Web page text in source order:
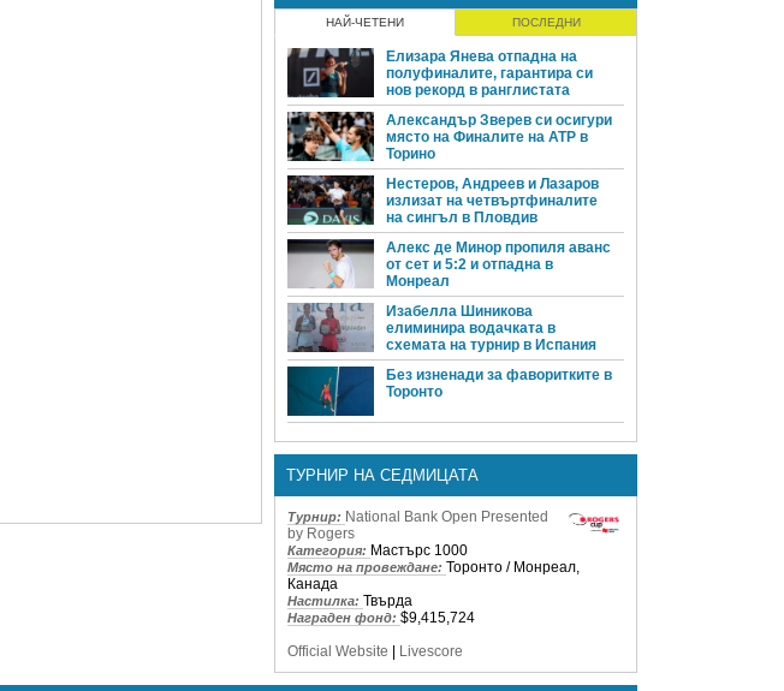
НАЙ-ЧЕТЕНИ ПОСЛЕДНИ
Елизара Янева отпадна на
полуфиналите, гарантира си
нов рекорд в ранглистата
Александър Зверев си осигури
място на Финалите на ATP в
Торино
Нестеров, Андреев и Лазаров
излизат на четвъртфиналите
на сингъл в Пловдив
Алекс де Минор пропиля аванс
от сет и 5:2 и отпадна в
Монреал
Изабелла Шиникова
елиминира водачката в
схемата на турнир в Испания
Без изненади за фаворитките в
Торонто
ТУРНИР НА СЕДМИЦАТА
Турнир: National Bank Open Presented
by Rogers
Категория: Мастърс 1000
Място на провеждане: Торонто / Монреал,
Канада
Настилка: Твърда
Награден фонд: $9,415,724
Official Website | Livescore